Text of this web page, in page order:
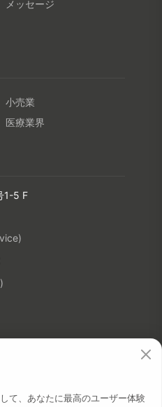
メッセージ
小売業
医療業界
1-5 F
て、あなたに最高のユーザー体験